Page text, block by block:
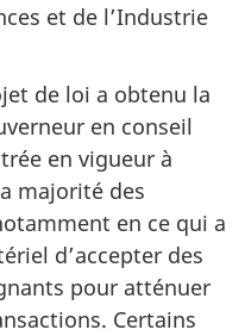
et de l’Industrie
de loi a obtenu la
en conseil
en vigueur à
majorité des
en ce qui a
d’accepter des
pour atténuer
Certains